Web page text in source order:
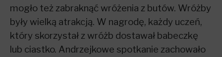
mogło też zabraknąć wróżenia z butów. Wróżby
były wielką atrakcją. W nagrodę, każdy uczeń,
który skorzystał z wróżb dostawał babeczkę
lub ciastko. Andrzejkowe spotkanie zachowało